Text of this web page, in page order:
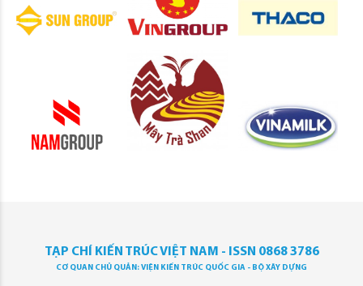
TẠP CHÍ KIẾN TRÚC VIỆT NAM - ISSN 0868 3786
CƠ QUAN CHỦ QUẢN: VIỆN KIẾN TRÚC QUỐC GIA - BỘ XÂY DỰNG